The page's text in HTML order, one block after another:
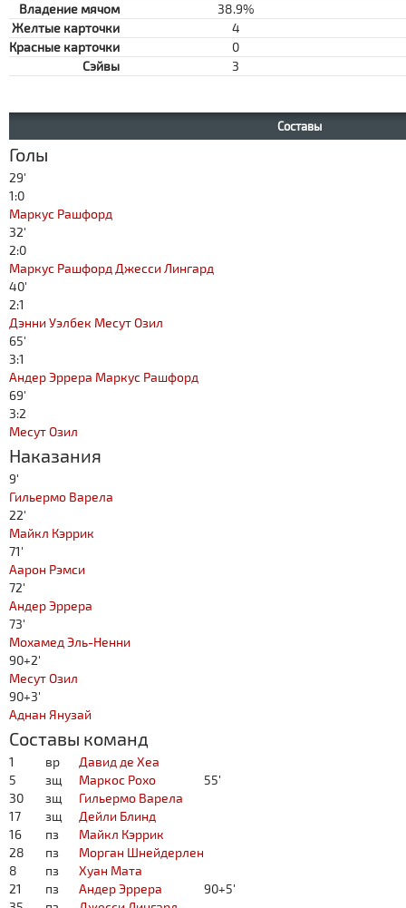
Владение мячом
38.9%
Желтые карточки
4
Красные карточки
0
Сэйвы
3
Составы
Голы
29'
1:0
Маркус Рашфорд
32'
2:0
Маркус Рашфорд Джесси Лингард
40'
2:1
Дэнни Уэлбек Месут Озил
65'
3:1
Андер Эррера Маркус Рашфорд
69'
3:2
Месут Озил
Наказания
9'
Гильермо Варела
22'
Майкл Кэррик
71'
Аарон Рэмси
72'
Андер Эррера
73'
Мохамед Эль-Ненни
90+2'
Месут Озил
90+3'
Аднан Янузай
Составы команд
1 вр
Давид де Хеа
5
зщ Маркос Рохо
55'
30
зщ
Гильермо Варела
17
зщ
Дейли Блинд
16
пз
Майкл Кэррик
28
пз
Морган Шнейдерлен
8
пз
Хуан Мата
21
пз Андер Эррера
90+5'